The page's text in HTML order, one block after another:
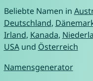
Beliebte Namen in
Deutschland,
Irland, Kanada,
USAund Österreich
Namensgenerator